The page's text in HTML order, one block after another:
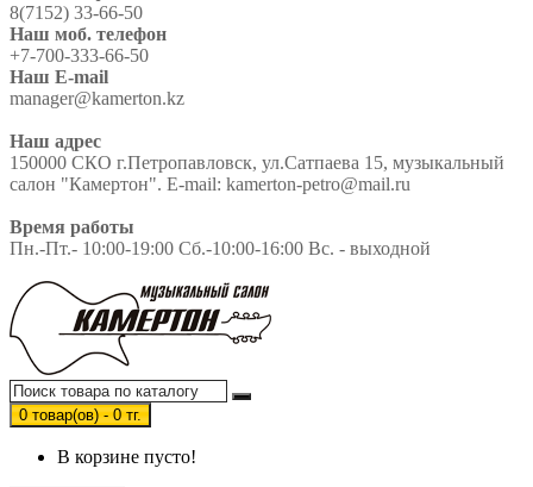
8(7152) 33-66-50
Наш моб. телефон
+7-700-333-66-50
Наш E-mail
manager@kamerton.kz
Наш адрес
150000 СКО г.Петропавловск, ул.Сатпаева 15, музыкальный
салон "Камертон". E-mail: kamerton-petro@mail.ru
Время работы
Пн.-Пт.- 10:00-19:00 Сб.-10:00-16:00 Вс. - выходной
0 товар(ов) - 0 тг.
В корзине пусто!